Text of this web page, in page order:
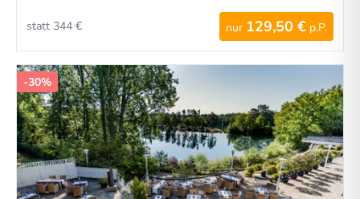
nur 129,50 € p.P.
statt 344 €
-30%